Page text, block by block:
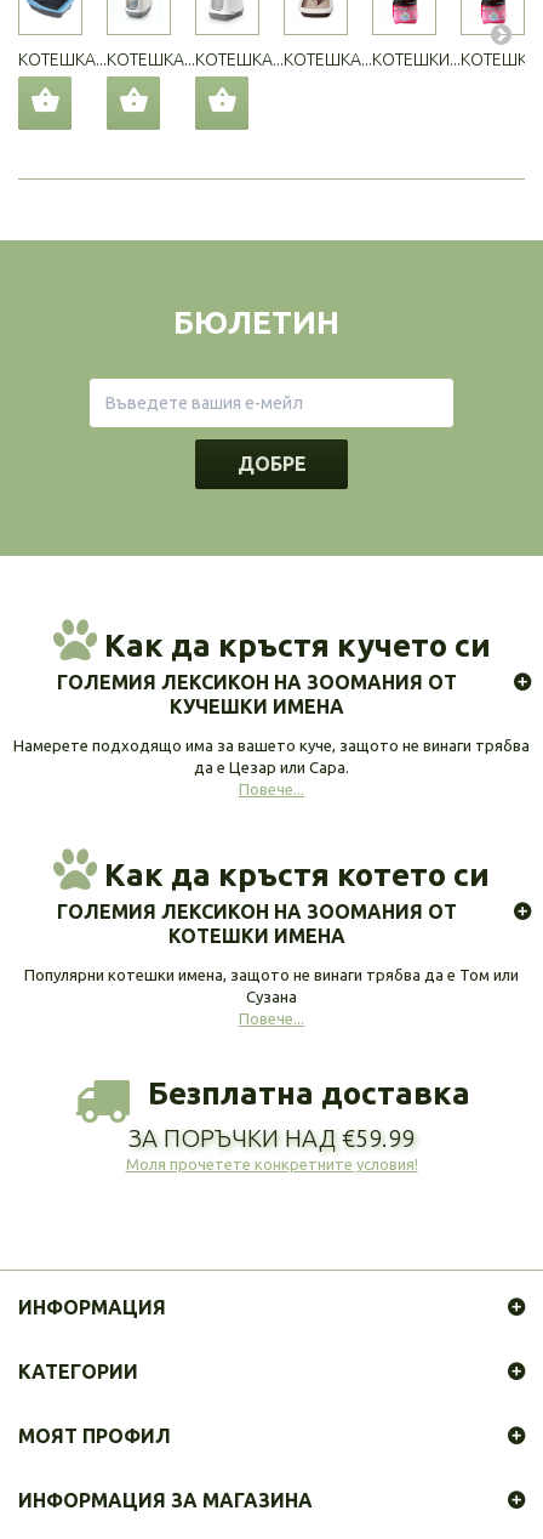
КОТЕШКА...КОТЕШКА...КОТЕШКА...КОТЕШКА...КОТЕШКИ...
БЮЛЕТИН
ДОБРЕ
Как да кръстя кучето си
ГОЛЕМИЯ ЛЕКСИКОН НА ЗООМАНИЯ ОТ
КУЧЕШКИ ИМЕНА
Намерете подходящо има за вашето куче, защото не винаги трябва
да е Цезар или Сара.
Повече...
Как да кръстя котето си
ГОЛЕМИЯ ЛЕКСИКОН НА ЗООМАНИЯ ОТ
КОТЕШКИ ИМЕНА
Популярни котешки имена, защото не винаги трябва да е Том или
Сузана
Повече...
Безплатна доставка
ЗА ПОРЪЧКИ НАД €59.99
Моля прочетете конкретните условия!
ИНФОРМАЦИЯ
КАТЕГОРИИ
МОЯТ ПРОФИЛ
ИНФОРМАЦИЯ ЗА МАГАЗИНА